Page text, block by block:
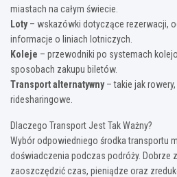
miastach na całym świecie.
Loty– wskazówki dotyczące rezerwacji,
informacje o liniach lotniczych.
Koleje – przewodniki po systemach
sposobach zakupu biletów.
Transport alternatywny– takie jak rowery,
ridesharingowe.
Dlaczego Transport Jest Tak Ważny?
Wybór odpowiedniego środka transportu
doświadczenia podczas podróży. Dobrze
zaoszczędzić czas, pieniądze oraz